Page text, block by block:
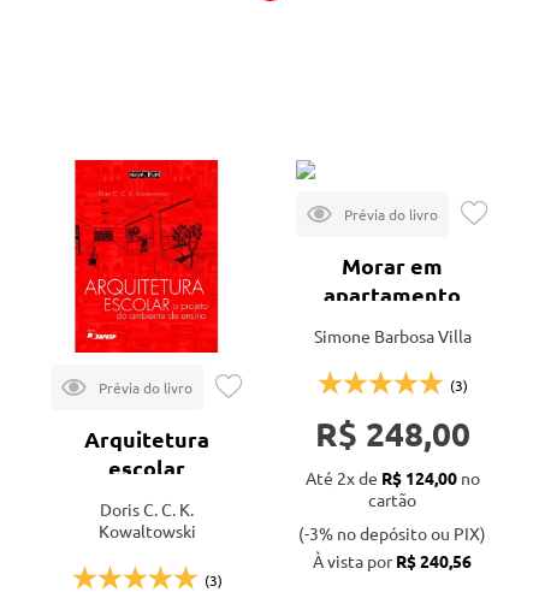
Arquitetura
escolar
Doris C. C. K.
Kowaltowski
(3)
Morar em
apartamento
Simone Barbosa Villa
(3)
R$ 248,00
Até 2x de R$ 124,00no
cartão
(-3% no depósito ou PIX)
À vista porR$ 240,56